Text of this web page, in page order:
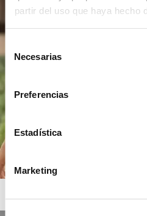
partir del uso que haya hecho
de Necesarias
Preferencias
Estadística
Marketing